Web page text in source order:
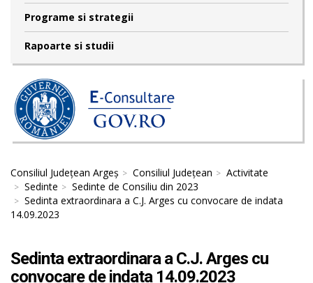
Programe si strategii
Rapoarte si studii
Consiliul Județean Argeș Consiliul Județean
Activitate
Sedinte
Sedinte de Consiliu din 2023
Sedinta extraordinara a C.J. Arges cu convocare de indata
14.09.2023
Sedinta extraordinara a C.J. Arges cu
convocare de indata 14.09.2023